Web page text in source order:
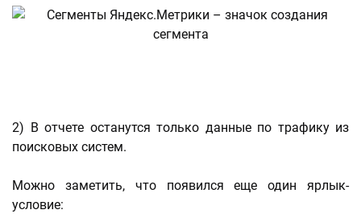
2) В отчете останутся только данные по трафику из
поисковых систем.
Можно заметить, что появился еще один ярлык-
условие: